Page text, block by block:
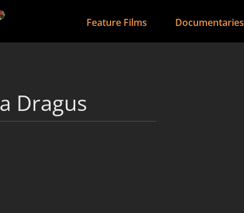
Feature Films Documentaries
Dragus